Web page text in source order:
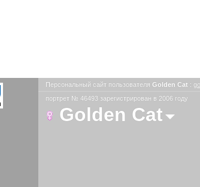
Персональный сайт пользователя Golden Cat :
портрет № 46493 зарегистрирован в 2006 году
Golden Cat